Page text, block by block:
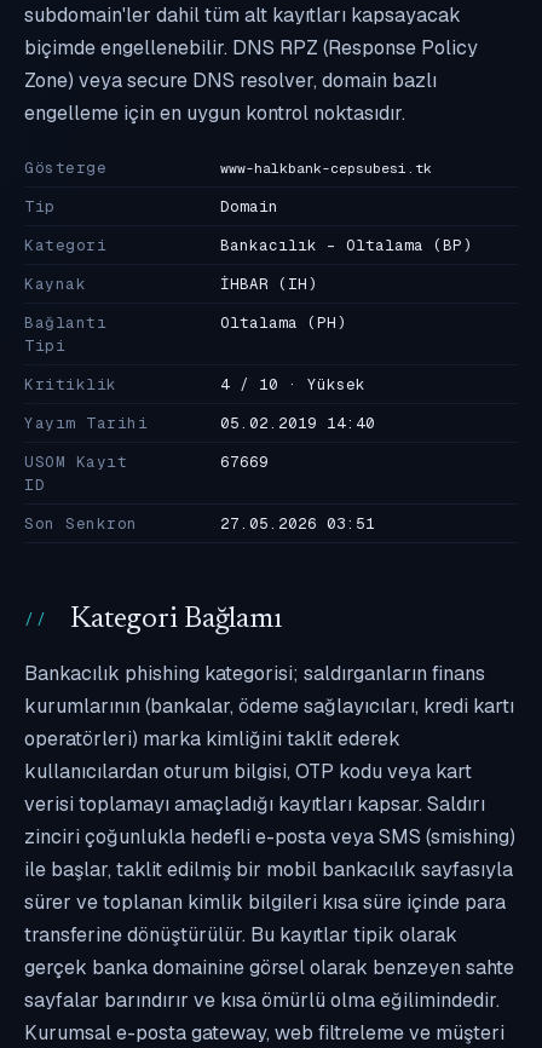
subdomain'ler dahil tüm alt kayıtları kapsayacak
biçimde engellenebilir. DNS RPZ (Response Policy
Zone) veya secure DNS resolver, domain bazlı
engelleme için en uygun kontrol noktasıdır.
Gösterge www-halkbank-cepsubesi.tk
Tip
Domain
Kategori
Bankacılık - Oltalama (BP)
Kaynak
İHBAR (IH)
Bağlantı
Tipi
Oltalama (PH)
Kritiklik
4 / 10 · Yüksek
Yayım Tarihi
05.02.2019 14:40
USOM Kayıt
ID
67669
Son Senkron 27.05.2026 03:51
Kategori Bağlamı
Bankacılık phishing kategorisi; saldırganların finans
kurumlarının (bankalar, ödeme sağlayıcıları, kredi kartı
operatörleri) marka kimliğini taklit ederek
kullanıcılardan oturum bilgisi, OTP kodu veya kart
verisi toplamayı amaçladığı kayıtları kapsar. Saldırı
zinciri çoğunlukla hedefli e-posta veya SMS (smishing)
ile başlar, taklit edilmiş bir mobil bankacılık sayfasıyla
sürer ve toplanan kimlik bilgileri kısa süre içinde para
transferine dönüştürülür. Bu kayıtlar tipik olarak
gerçek banka domainine görsel olarak benzeyen sahte
sayfalar barındırır ve kısa ömürlü olma eğilimindedir.
Kurumsal e-posta gateway, web filtreleme ve müşteri